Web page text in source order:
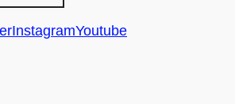
InstagramYoutube